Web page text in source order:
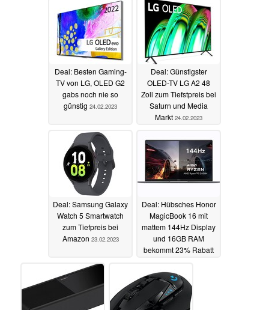
Deal: Besten Gaming-
TV von LG, OLED G2
gabs noch nie so
günstig 24.02.2023
Deal: Günstigster
OLED-TV LG A2 48
Zoll zum Tiefstpreis bei
Saturn und Media
Markt 24.02.2023
Deal: Samsung Galaxy
Watch 5 Smartwatch
zum Tiefpreis bei
Amazon 23.02.2023
Deal: Hübsches Honor
MagicBook 16 mit
mattem 144Hz Display
und 16GB RAM
bekommt 23% Rabatt
22.02.2023